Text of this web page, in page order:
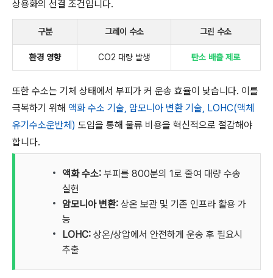
상용화의 선결 조건입니다.
구분 그레이 수소 그린 수소
환경 영향 CO2 대량 발생 탄소 배출 제로
또한 수소는 기체 상태에서 부피가 커 운송 효율이 낮습니다. 이를
극복하기 위해 액화 수소 기술, 암모니아 변환 기술, LOHC(액체
유기수소운반체) 도입을 통해 물류 비용을 혁신적으로 절감해야
합니다.
액화 수소: 부피를 800분의 1로 줄여 대량 수송
실현
암모니아 변환: 상온 보관 및 기존 인프라 활용 가
능
LOHC: 상온/상압에서 안전하게 운송 후 필요시
추출